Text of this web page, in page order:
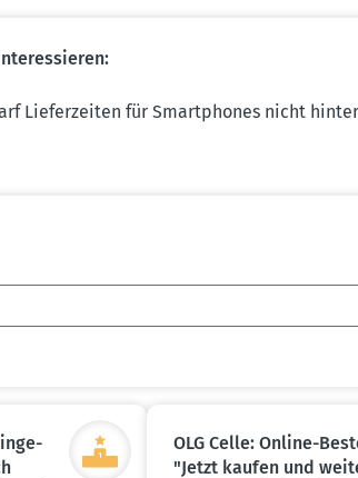
Liefer­zeiten für Smart­phones nicht
OLG Celle: Online-
"Jetzt kaufen und